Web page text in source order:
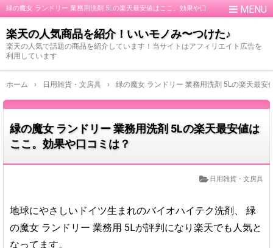
緑の魔女 ランドリー 業務用洗剤 5Lの楽天最安値はここ。効果や口
楽天の人気商品を紹介！いいモノみ〜つけた♪
楽天の人気で話題の商品を紹介しています！当サイトはアフィリエイト広告を
利用しています
ホーム › 日用雑貨・文房具 › 緑の魔女 ランドリー 業務用洗剤 5Lの楽天最安
緑の魔女 ランドリー 業務用洗剤 5Lの楽天最安値は
ここ。効果や口コミは？
日用雑貨・文房具
地球にやさしいドイツ生まれのバイオハイテク洗剤、
緑
の魔女 ランドリー 業務用 5Lが評判になり楽天でも人気と
なってます。